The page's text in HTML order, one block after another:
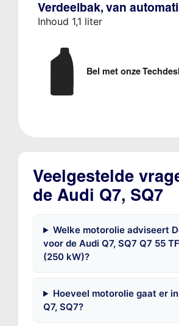
Verdeelbak, van
Inhoud 1,1 liter
Bel met onze
Veelgestelde
de Audi Q7, SQ7
Welke motorolie adviseert
voor de Audi Q7, SQ7 Q7 55
(250 kW)?
Hoeveel motorolie gaat er
Q7, SQ7?